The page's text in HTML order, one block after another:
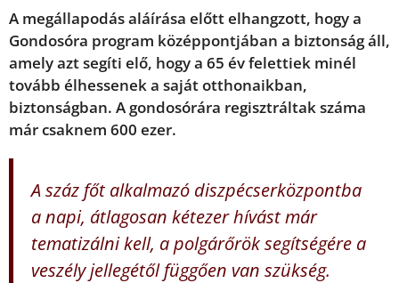
A megállapodás aláírása előtt elhangzott, hogy a
Gondosóra program középpontjában a biztonság áll,
amely azt segíti elő, hogy a 65 év felettiek minél
tovább élhessenek a saját otthonaikban,
biztonságban. A gondosórára regisztráltak száma
már csaknem 600 ezer.
A száz főt alkalmazó diszpécserközpontba
a napi, átlagosan kétezer hívást már
tematizálni kell, a polgárőrök segítségére a
veszély jellegétől függően van szükség.